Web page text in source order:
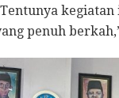
penuh